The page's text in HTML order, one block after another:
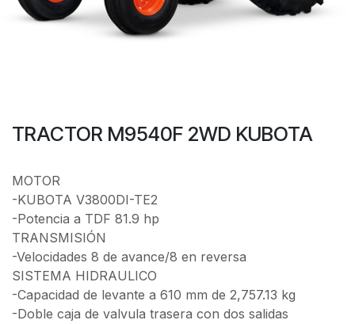
TRACTOR M9540F 2WD KUBOTA
MOTOR
-KUBOTA V3800DI-TE2
-Potencia a TDF 81.9 hp
TRANSMISIÓN
-Velocidades 8 de avance/8 en reversa
SISTEMA HIDRAULICO
-Capacidad de levante a 610 mm de 2,757.13 kg
-Doble caja de valvula trasera con dos salidas